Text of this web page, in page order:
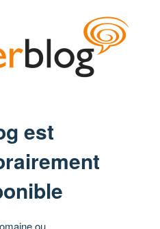
est
ou